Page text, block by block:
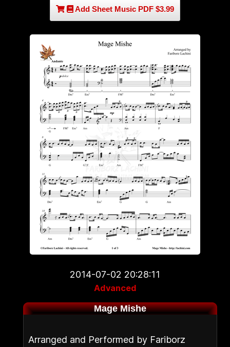
Add Sheet Music PDF $3.99
2014-07-02 20:28:11
Advanced
Mage Mishe
Arranged and Performed by Fariborz